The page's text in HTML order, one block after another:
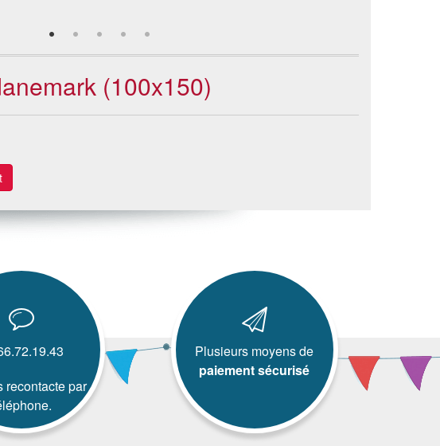
(100x150)
recontacte par
Plusieurs moyens de
paiement sécurisé